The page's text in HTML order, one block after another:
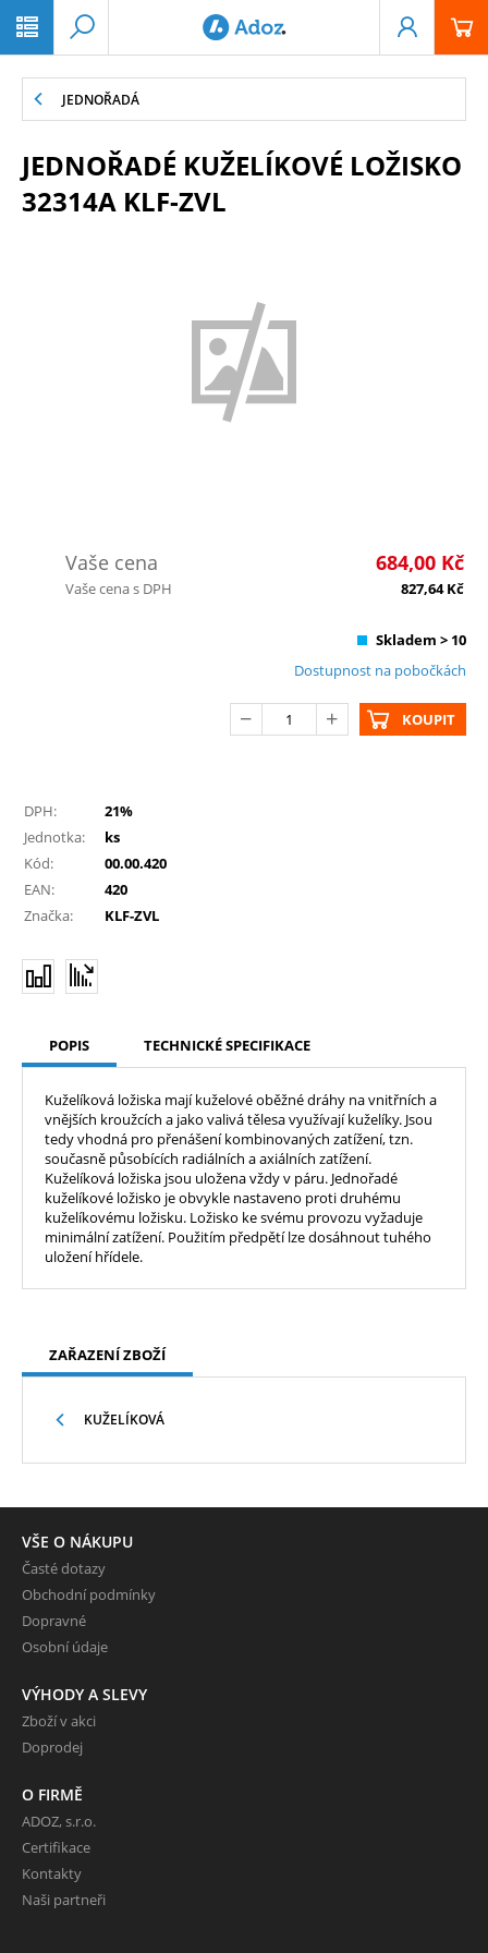
JEDNOŘADÁ
JEDNOŘADÉ KUŽELÍKOVÉ LOŽISKO
32314A KLF-ZVL
Vaše cena 684,00 Kč
Vaše cena s DPH 827,64Kč
Skladem > 10
Dostupnost na pobočkách
KOUPIT
DPH:
21%
Jednotka:
ks
Kód:
00.00.420
EAN:
420
Značka:
KLF-ZVL
POPIS TECHNICKÉ SPECIFIKACE
Kuželíková ložiska mají kuželové oběžné dráhy na vnitřních a
vnějších kroužcích a jako valivá tělesa využívají kuželíky. Jsou
tedy vhodná pro přenášení kombinovaných zatížení, tzn.
současně působících radiálních a axiálních zatížení.
Kuželíková ložiska jsou uložena vždy v páru. Jednořadé
kuželíkové ložisko je obvykle nastaveno proti druhému
kuželíkovému ložisku. Ložisko ke svému provozu vyžaduje
minimální zatížení. Použitím předpětí lze dosáhnout tuhého
uložení hřídele.
ZAŘAZENÍ ZBOŽÍ
KUŽELÍKOVÁ
VŠE O NÁKUPU
Časté dotazy
Obchodní podmínky
Dopravné
Osobní údaje
VÝHODY A SLEVY
Zboží v akci
Doprodej
O FIRMĚ
ADOZ, s.r.o.
Certifikace
Kontakty
Naši partneři